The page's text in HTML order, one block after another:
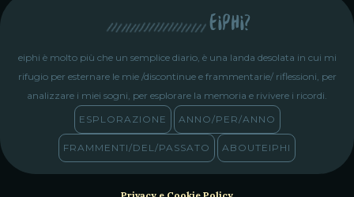
eiphi?
eiphi è molto più che un semplice diario, è una landa desolata in cui mi
rifugio per esternare le mie /discontinue e frammentarie/ riflessioni, per
analizzare i miei sogni, per esplorare la memoria e rivivere i ricordi.
ESPLORAZIONE
ANNO/PER/ANNO
FRAMMENTI/DEL/PASSATO ABOUTEIPHI